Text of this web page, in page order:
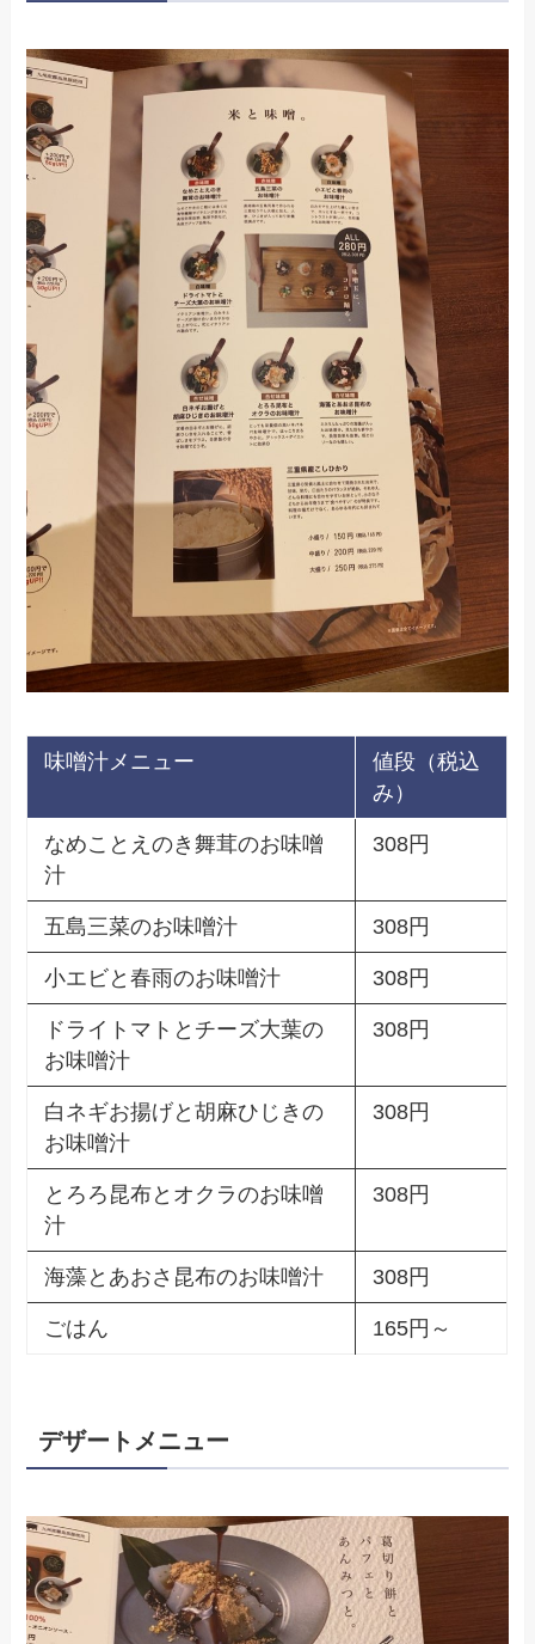
味噌汁メニュー
値段（税込
み）
なめことえのき舞茸のお味噌
汁
308円
五島三菜のお味噌汁 308円
小エビと春雨のお味噌汁 308円
ドライトマトとチーズ大葉の
お味噌汁
308円
白ネギお揚げと胡麻ひじきの
お味噌汁
308円
とろろ昆布とオクラのお味噌
汁
308円
海藻とあおさ昆布のお味噌汁 308円
ごはん 165円～
デザートメニュー